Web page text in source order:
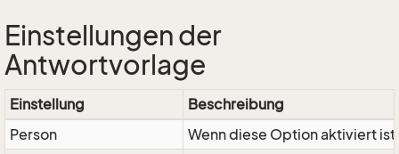
Einstellungen der
Antwortvorlage
Einstellung
Beschreibung
Person
Wenn diese Option aktiviert